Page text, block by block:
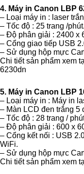
4. Máy in Canon LBP
– Loại máy in : laser
– Tốc độ : 25 trang /phút.
– Độ phân giải : 2400 x
– Cổng giao tiếp USB
– Sử dụng hộp mực
Chi tiết sản phẩm xem
6230dn
5. Máy in Canon LBP
– Loại máy in : Máy in
– Màn LCD đen trắng 5
– Tốc độ : 28 trang /
– Độ phân giải : 600 x
– Cổng kết nối : USB
WiFi.
– Sử dụng hộp mực
Chi tiết sản phẩm xem